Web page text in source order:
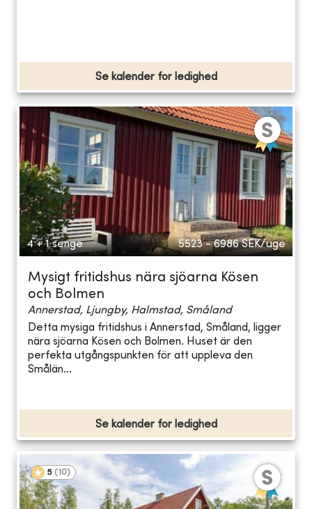
Se kalender for ledighed
4 + 1 senge 5523 - 6986 SEK/uge
Mysigt fritidshus nära sjöarna Kösen
och Bolmen
Annerstad, Ljungby, Halmstad, Småland
Detta mysiga fritidshus i Annerstad, Småland, ligger
nära sjöarna Kösen och Bolmen. Huset är den
perfekta utgångspunkten för att uppleva den
Smålän...
Se kalender for ledighed
5 (10)